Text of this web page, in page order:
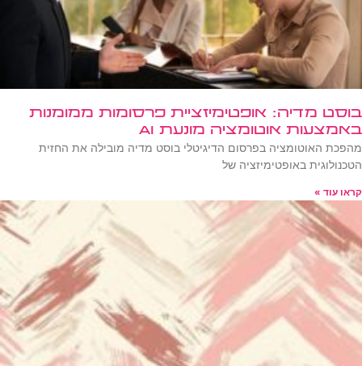
בוסט מדיה: אופטימיזציית פרסומות ממומנות
באמצעות אוטומציה מונעת AI
מהפכת האוטומציה בפרסום הדיגיטלי בוסט מדיה מובילה את החזית
הטכנולוגית באופטימיזציה של
קראו עוד »